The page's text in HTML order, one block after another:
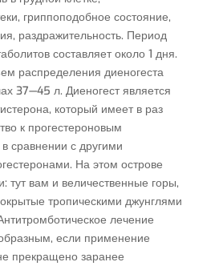
гриппоподобное состояние,
раздражительность. Период
составляет около 1 дня.
распределения диеногеста
37—45 л. Диеногест является
который имеет в раз
к прогестероновым
сравнении с другими
На этом острове
тут вам и величественные горы,
тропическими джунглями
лечение
если применение
прекращено заранее